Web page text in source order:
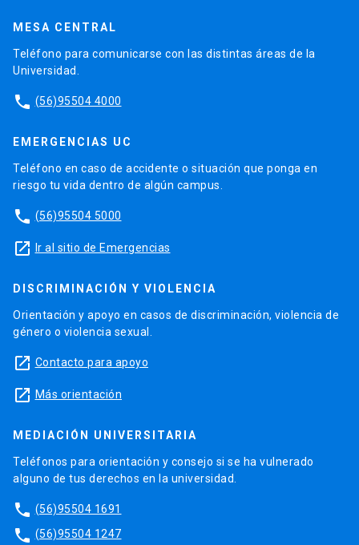
MESA CENTRAL
Teléfono para comunicarse con las distintas áreas de la
Universidad.
phone (56)95504 4000
EMERGENCIAS UC
Teléfono en caso de accidente o situación que ponga en
riesgo tu vida dentro de algún campus.
phone (56)95504 5000
launch Ir al sitio de Emergencias
DISCRIMINACIÓN Y VIOLENCIA
Orientación y apoyo en casos de discriminación, violencia de
género o violencia sexual.
launch Contacto para apoyo
launch Más orientación
MEDIACIÓN UNIVERSITARIA
Teléfonos para orientación y consejo si se ha vulnerado
alguno de tus derechos en la universidad.
phone (56)95504 1691
phone (56)95504 1247